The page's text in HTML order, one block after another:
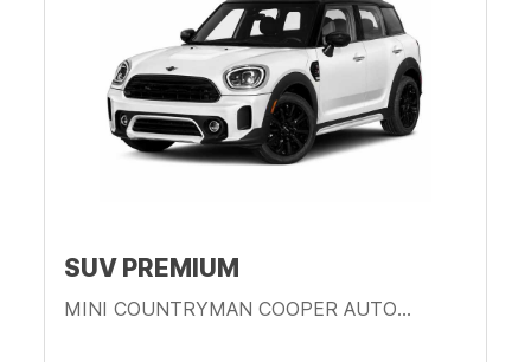
SUV PREMIUM
MINI COUNTRYMAN COOPER AUTOMÁTICO